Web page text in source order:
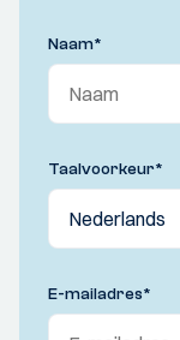
Naam*
Taalvoorkeur*
E-mailadres*